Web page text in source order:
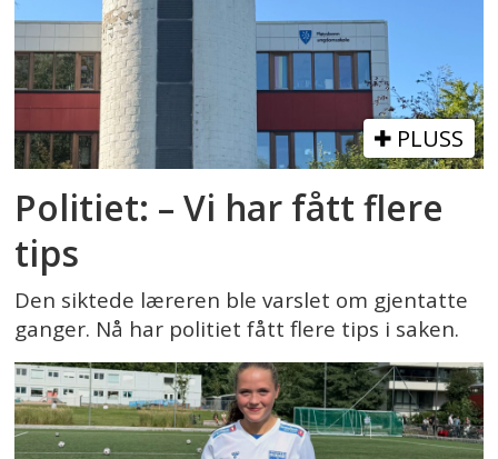
PLUSS
Politiet: – Vi har fått flere
tips
Den siktede læreren ble varslet om gjentatte
ganger. Nå har politiet fått flere tips i saken.